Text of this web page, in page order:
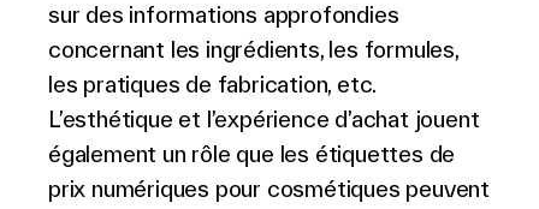
sur des informations approfondies
concernant les ingrédients, les formules,
les pratiques de fabrication, etc.
L’esthétique et l’expérience d’achat jouent
également un rôle que les étiquettes de
prix numériques pour cosmétiques peuvent